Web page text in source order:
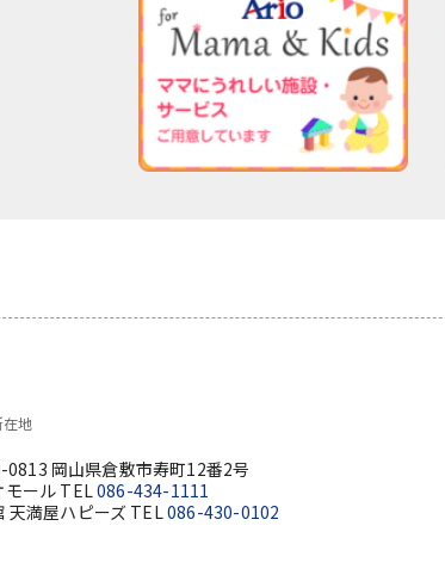
在地
0813 岡山県倉敷市寿町12番2号
モール TEL086-434-1111
天満屋ハピーズ TEL086-430-0102